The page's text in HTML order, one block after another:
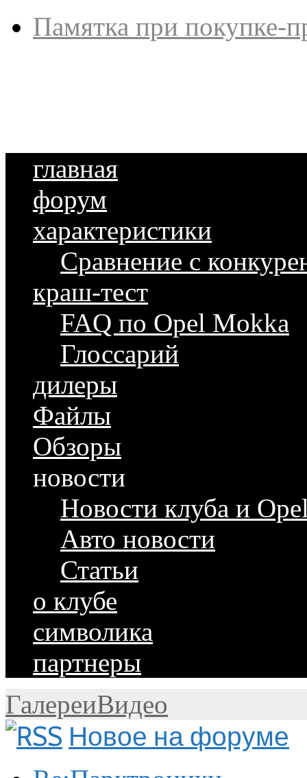
Памятка при покупке-
главная
форум
характеристики
Сравнение с
краш-тест
FAQ по Opel Mokka
Глоссарий
дилеры
Файлы
Обзоры
новости
Новости клуба и
Авто новости
Статьи
о клубе
символика
партнеры
ГалереиВидео
Новое на форуме